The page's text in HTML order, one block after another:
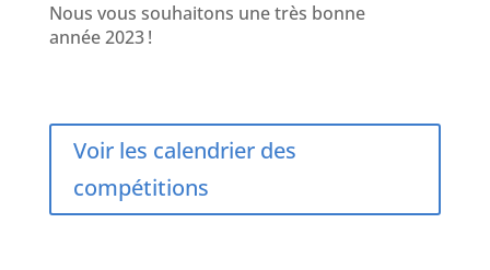
Nous vous souhaitons une très bonne
année 2023 !
Voir les calendrier des
compétitions